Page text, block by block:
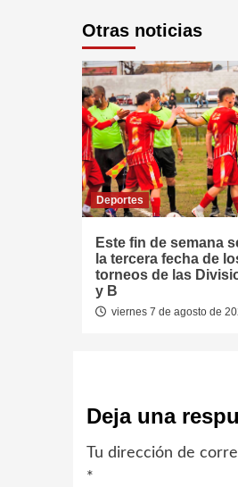
Otras noticias
Deportes
Este fin de semana
la tercera fecha de
torneos de las
y B
viernes 7 de agosto de
Deja una
Tu dirección de
*